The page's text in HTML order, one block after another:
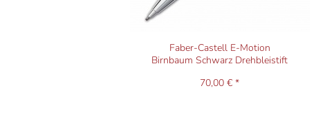
Faber-Castell E-Motion
Birnbaum Schwarz Drehbleistift
70,00 € *